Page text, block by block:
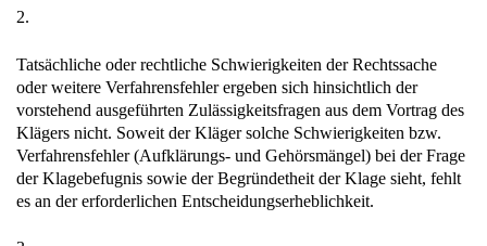
2.
Tatsächliche oder rechtliche Schwierigkeiten der Rechtssache
oder weitere Verfahrensfehler ergeben sich hinsichtlich der
vorstehend ausgeführten Zulässigkeitsfragen aus dem Vortrag des
Klägers nicht. Soweit der Kläger solche Schwierigkeiten bzw.
Verfahrensfehler (Aufklärungs- und Gehörsmängel) bei der Frage
der Klagebefugnis sowie der Begründetheit der Klage sieht, fehlt
es an der erforderlichen Entscheidungserheblichkeit.